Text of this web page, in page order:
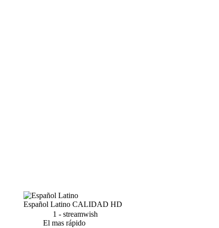
Español Latino CALIDAD HD
1 - streamwish
El mas rápido